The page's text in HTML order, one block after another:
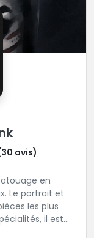
avis)
en
les plus
il est